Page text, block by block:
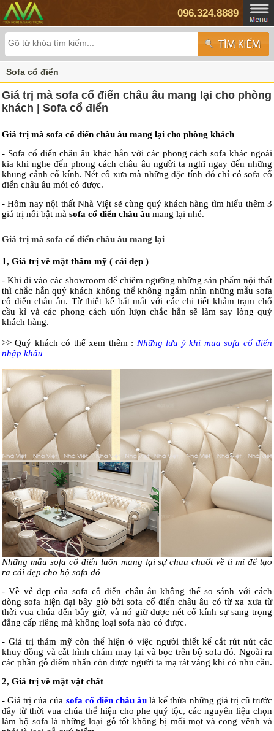
096.324.8889
Sofa cổ điển
Giá trị mà sofa cổ điển châu âu mang lại cho phòng
khách | Sofa cổ điển
Giá trị mà sofa cổ điển châu âu mang lại cho phòng khách
- Sofa cổ điển châu âu khác hẳn với các phong cách sofa khác ngoài
kia khi nghe đến phong cách châu âu người ta nghĩ ngay đến những
khung cảnh cổ kính. Nét cổ xưa mà những đặc tính đó chỉ có sofa cổ
điển châu âu mới có được.
- Hôm nay nội thất Nhà Việt sẽ cùng quý khách hàng tìm hiểu thêm 3
giá trị nổi bật mà sofa cổ điển châu âu mang lại nhé.
Giá trị mà sofa cổ điển châu âu mang lại
1, Giá trị về mặt thẩm mỹ ( cái đẹp )
- Khi đi vào các showroom để chiêm ngưỡng những sản phẩm nội thất
thì chắc hẳn quý khách không thể không ngắm nhìn những mẫu sofa
cổ điển châu âu. Từ thiết kế bắt mắt với các chi tiết khảm trạm chổ
cầu kì và các phong cách uốn lượn chắc hẳn sẽ làm say lòng quý
khách hàng.
>> Quý khách có thể xem thêm : Những lưu ý khi mua sofa cổ điển
nhập khẩu
Những mẫu sofa cổ điển luôn mang lại sự chau chuốt về tỉ mỉ để tạo
ra cái đẹp cho bộ sofa đó
- Về vẻ đẹp của sofa cổ điển châu âu không thể so sánh với cách
dòng sofa hiện đại bây giờ bởi sofa cổ điển châu âu có từ xa xưa từ
thời vua chúa đến bây giờ, và nó giữ được nét cổ kính sự sang trọng
đẳng cấp riêng mà không loại sofa nào có được.
- Giá trị thảm mỹ còn thể hiện ở việc người thiết kế cắt rút nút các
khuy đồng và cắt hình chám may lại và bọc trên bộ sofa đó. Ngoài ra
các phần gỗ điểm nhấn còn được người ta mạ rát vàng khi có nhu cầu.
2, Giá trị về mặt vật chất
- Giá trị của của sofa cổ điển châu âu là kế thừa những giá trị cũ trước
đây từ thời vua chúa thể hiện cho phe quý tộc, các nguyên liệu chọn
làm bộ sofa là những loại gỗ tốt không bị mối mọt và cong vênh và